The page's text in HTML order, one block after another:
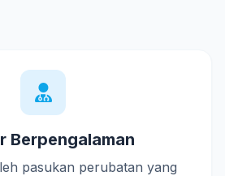
Berpengalaman
pasukan perubatan yang